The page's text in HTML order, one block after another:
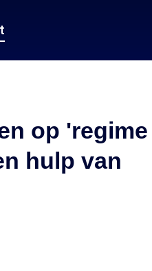
op 'regime
hulp van